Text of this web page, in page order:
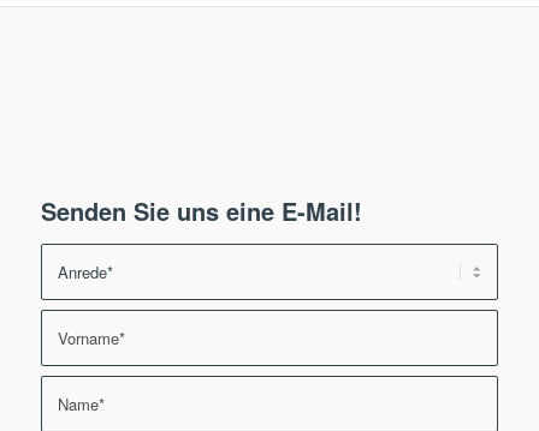
Senden Sie uns eine E-Mail!